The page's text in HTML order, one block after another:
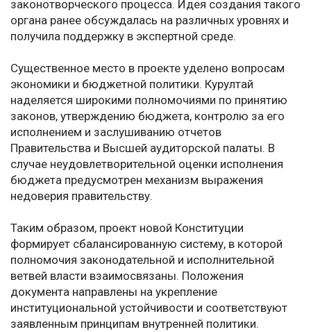
законотворческого процесса. Идея создания такого
органа ранее обсуждалась на различных уровнях и
получила поддержку в экспертной среде.
Существенное место в проекте уделено вопросам
экономики и бюджетной политики. Курултай
наделяется широкими полномочиями по принятию
законов, утверждению бюджета, контролю за его
исполнением и заслушиванию отчетов
Правительства и Высшей аудиторской палаты. В
случае неудовлетворительной оценки исполнения
бюджета предусмотрен механизм выражения
недоверия правительству.
Таким образом, проект новой Конституции
формирует сбалансированную систему, в которой
полномочия законодательной и исполнительной
ветвей власти взаимосвязаны. Положения
документа направлены на укрепление
институциональной устойчивости и соответствуют
заявленным принципам внутренней политики.